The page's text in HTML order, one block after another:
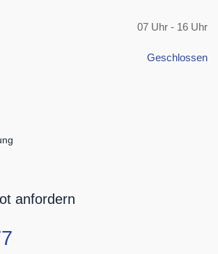
07 Uhr - 16 Uhr
Geschlossen
anfordern